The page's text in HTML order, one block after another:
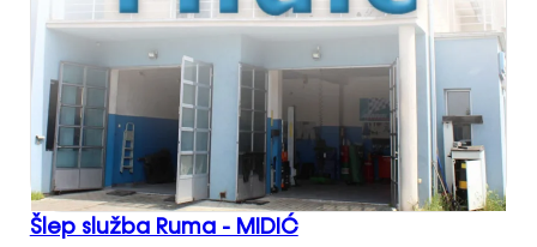
Šlep služba Ruma - MIDIĆ